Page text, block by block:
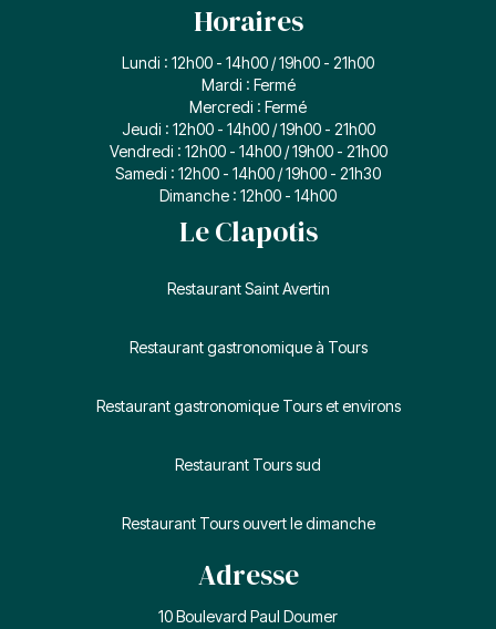
Horaires
Lundi : 12h00 - 14h00 / 19h00 - 21h00
Mardi : Fermé
Mercredi : Fermé
Jeudi : 12h00 - 14h00 / 19h00 - 21h00
Vendredi : 12h00 - 14h00 / 19h00 - 21h00
Samedi : 12h00 - 14h00 / 19h00 - 21h30
Dimanche : 12h00 - 14h00
Le Clapotis
Restaurant Saint Avertin
Restaurant gastronomique à Tours
Restaurant gastronomique Tours et environs
Restaurant Tours sud
Restaurant Tours ouvert le dimanche
Adresse
10 Boulevard Paul Doumer